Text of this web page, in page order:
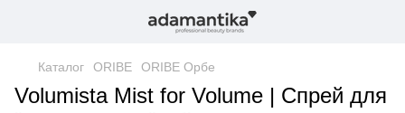
Каталог ORIBE ORIBE Орбе
Volumista Mist for Volume | Спрей для